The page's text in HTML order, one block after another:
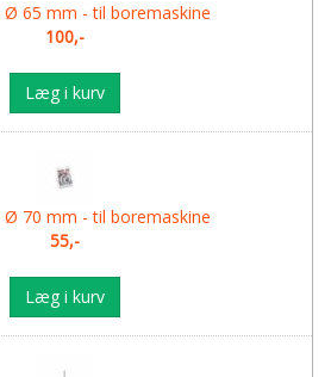
Ø 65 mm - til boremaskine
100,-
Læg i kurv
Ø 70 mm - til boremaskine
55,-
Læg i kurv